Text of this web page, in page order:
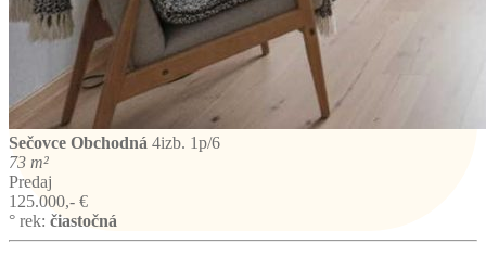
Sečovce Obchodná 4izb. 1p/6
73 m²
Predaj
125.000,- €
° rek: čiastočná